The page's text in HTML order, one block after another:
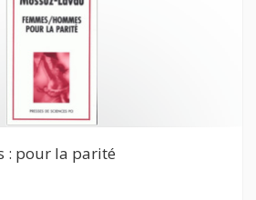
: pour la parité